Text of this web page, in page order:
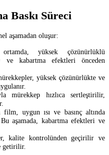
Baskı Süreci
aşamadan oluşur:
yüksek çözünürlüklü
ve kabartma efektleri önceden
yüksek çözünürlükte ve
mürekkep hızlıca sertleştirilir,
film, uygun ısı ve basınç altında
aşamada, kabartma efektleri ve
kalite kontrolünden geçirilir ve
getirilir.